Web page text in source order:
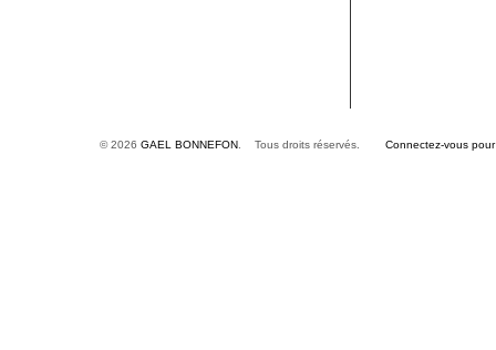
© 2026 GAEL BONNEFON . Tous droits réservés. Connectez-vous